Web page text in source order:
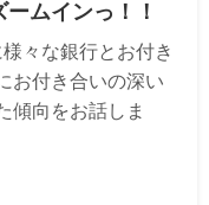
ムインっ！！
々な銀行とお付き
お付き合いの深い
傾向をお話しま